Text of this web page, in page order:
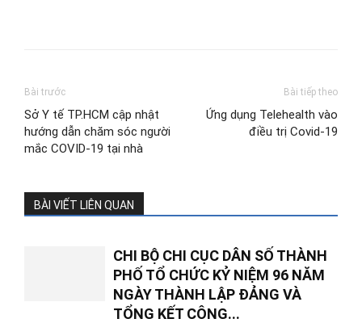
Bài trước
Sở Y tế TP.HCM cập nhật
hướng dẫn chăm sóc người
mắc COVID-19 tại nhà
Bài tiếp theo
Ứng dụng Telehealth vào
điều trị Covid-19
BÀI VIẾT LIÊN QUAN
CHI BỘ CHI CỤC DÂN SỐ THÀNH
PHỐ TỔ CHỨC KỶ NIỆM 96 NĂM
NGÀY THÀNH LẬP ĐẢNG VÀ
TỔNG KẾT CÔNG...